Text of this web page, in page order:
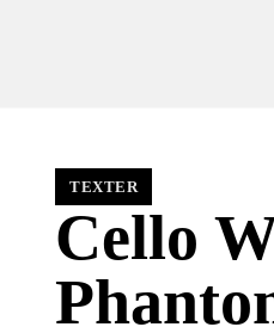
TEXTER
Cello